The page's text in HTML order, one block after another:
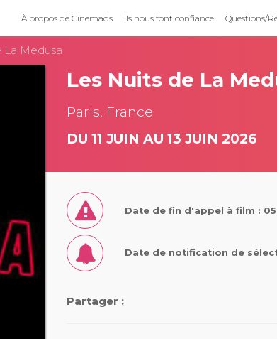
À propos de Cinemads Ils nous font confiance Questions/
La Medusa
Les Nuits de La
Paris, France
DU 11 JUIN AU 13 JUIN 2026
Date de fin d'appel à film :
Date de notification de
Partager :